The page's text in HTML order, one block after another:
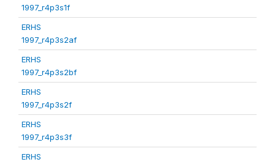
1997_r4p3s1f
ERHS
1997_r4p3s2af
ERHS
1997_r4p3s2bf
ERHS
1997_r4p3s2f
ERHS
1997_r4p3s3f
ERHS